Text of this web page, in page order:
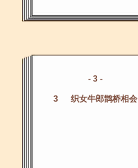
- 3 -
3 织女牛郎鹊桥相会